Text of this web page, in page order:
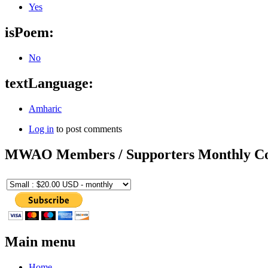
Yes
isPoem:
No
textLanguage:
Amharic
Log in to post comments
MWAO Members / Supporters Monthly
Main menu